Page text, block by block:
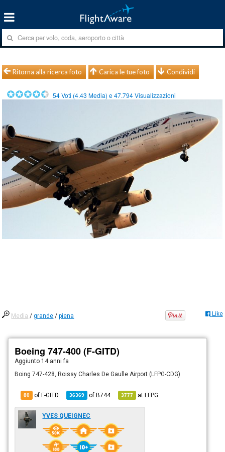
Ritorna alla ricerca foto Carica le tue foto Condividi
54Voti (4.43 Media) e47.794Visualizzazioni
Media /grande /piena Like
Boeing 747-400 (F-GITD)
Aggiunto 14 anni fa
Boing 747-428, Roissy Charles De Gaulle Airport (LFPG-CDG)
80 of F-GITD 36369 ofB744 3777 atLFPG
YVES QUEIGNEC